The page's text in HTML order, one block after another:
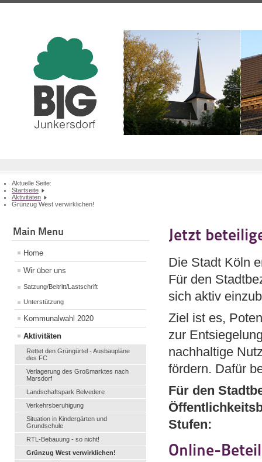
Aktuelle Seite:
Startseite
Aktivitäten
Grünzug West verwirklichen!
Main Menu
Home
Wir über uns
Satzung/Beitritt/Lastschrift
Unterstützung
Kommunalwahl 2020
Aktivitäten
Rettet den Grüngürtel - Ausbaupläne
des FC
Verlagerung des Großmarktes nach
Marsdorf
Landschaftspark Belvedere
Verkehrsberuhigung
Situation in Kindergärten und
Grundschule
RTL-Bebauung - so nicht!
Grünzug West verwirklichen!
Jetzt
Die Stadt Köln
Für den
sich aktiv
Ziel ist es,
zur
nachhaltige
fördern. Dafür
Für den
Stufen:
Online-